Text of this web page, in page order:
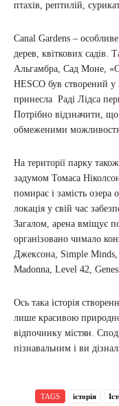
птахів, рептилій,
Canal Gardens –
дерев, квіткових садів.
Альгамбра, Сад Моне,
HESCO був створений у
принесла Раді Лідса
Потрібно відзначити,
обмеженими
На території парку
задумом Томаса
помирає і замість
локація у свій час
Загалом, арена вміщує
організовано чимало
Джексона, Simple Minds,
Madonna, Level 42,
Ось така історія
лише красивою
відпочинку містян.
пізнавальним і ви
TAGS історія